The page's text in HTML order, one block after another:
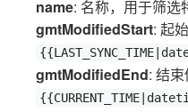
name: 名称，用于筛选
gmtModifiedStart: 起
gmtModifiedEnd: 结